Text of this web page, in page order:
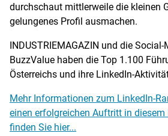
durchschaut mittlerweile die kleinen
gelungenes Profil ausmachen.
INDUSTRIEMAGAZIN und die
BuzzValue haben die Top 1.100
Österreichs und ihre LinkedIn-
Mehr Informationen zum LinkedIn-
einen erfolgreichen Auftritt in diesem
finden Sie hier...